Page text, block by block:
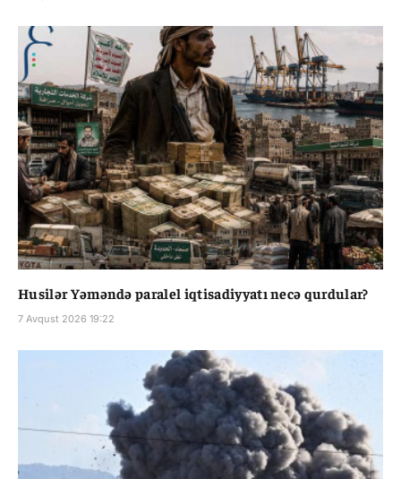
Husilər Yəməndə paralel iqtisadiyyatı necə qurdular?
7 Avqust 2026 19:22